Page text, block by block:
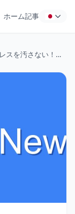
ホーム記事
エアドロップ応募でメインアドレスを汚さない！Web3時代の「使い捨てメール」活用術